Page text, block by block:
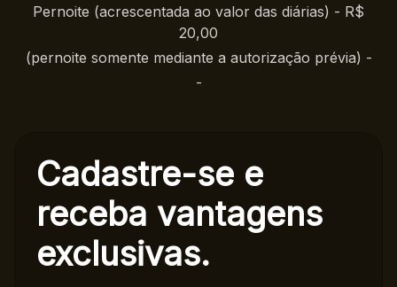
Pernoite (acrescentada ao valor das diárias) - R$
20,00
(pernoite somente mediante a autorização prévia) -
-
Cadastre-se e
receba vantagens
exclusivas.